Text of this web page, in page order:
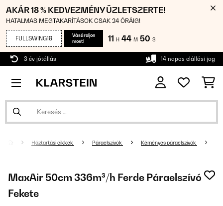
AKÁR 18 % KEDVEZMÉNY ÜZLETSZERTE!
HATALMAS MEGTAKARÍTÁSOK CSAK 24 ÓRÁIG!
FULLSWING18
Vásároljon
most!
11 H 44 M 50 S
3 év jótállás 14 napos elállási jog
Háztartási cikkek Páraelszívók Kéményes páraelszívók
MaxAir 50cm 336m³/h Ferde Páraelszívó
Fekete